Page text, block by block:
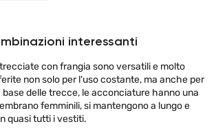
interessanti
con frangia sono versatili e molto
non solo per l'uso costante, ma anche per
delle trecce, le acconciature hanno una
femminili, si mantengono a lungo e
quasi tutti i vestiti.